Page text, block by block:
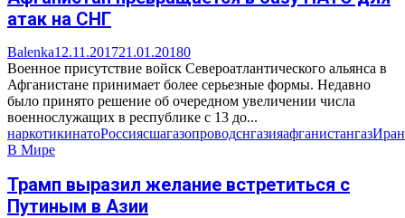
атак на СНГ
Balenka12.11.201721.01.20180
Военное присутствие войск Североатлантического альянса в
Афганистане принимает более серьезные формы. Недавно
было принято решение об очередном увеличении числа
военнослужащих в республике с 13 до...
наркотикинатоРоссиясшагазопроводснгазияафганистангазИран
В Мире
Трамп выразил желание встретиться с
Путиным в Азии